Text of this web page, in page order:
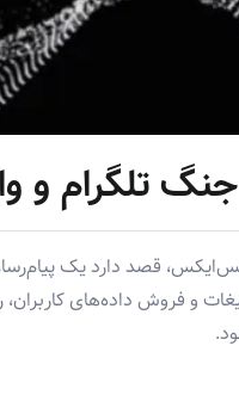
و فروش داده‌های